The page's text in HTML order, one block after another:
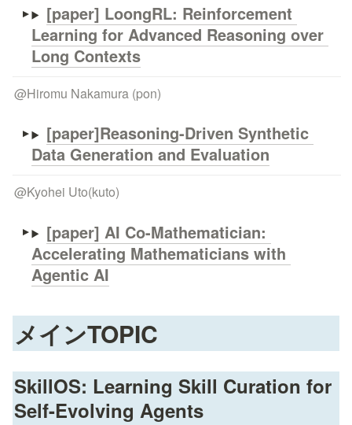
[paper] LoongRL: Reinforcement
Learning for Advanced Reasoning over
Long Contexts
@Hiromu Nakamura (pon)
[paper]Reasoning-Driven Synthetic
Data Generation and Evaluation
@Kyohei Uto(kuto)
[paper] AI Co-Mathematician:
Accelerating Mathematicians with
Agentic AI
メインTOPIC
SkillOS: Learning Skill Curation for
Self-Evolving Agents